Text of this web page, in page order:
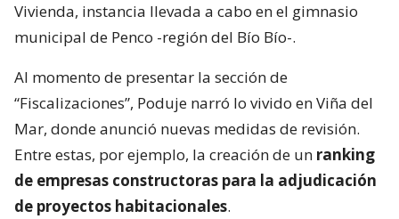
Vivienda, instancia llevada a cabo en el gimnasio
municipal de Penco -región del Bío Bío-.
Al momento de presentar la sección de
“Fiscalizaciones”, Poduje narró lo vivido en Viña del
Mar, donde anunció nuevas medidas de revisión.
Entre estas, por ejemplo, la creación de un ranking
de empresas constructoras para la adjudicación
de proyectos habitacionales.